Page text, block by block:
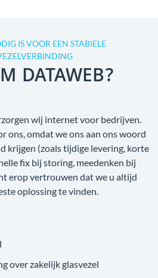
IS VOOR EEN STABIELE
DATAWEB?
wij internet voor bedrijven.
ons, omdat we ons aan ons woord
krijgen (zoals tijdige levering, korte
fix bij storing, meedenken bij
erop vertrouwen dat we u altijd
oplossing te vinden.
over zakelijk glasvezel